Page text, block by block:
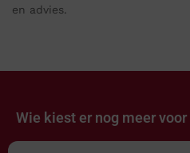
en advies.
Wie kiest er nog meer voor